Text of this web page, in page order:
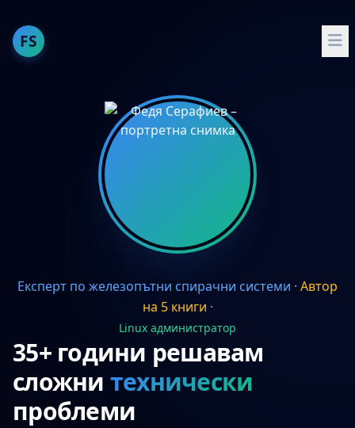
FS
English
Docker и Docker Compose
Експерт по железопътни спирачни системи · Автор
на 5 книги ·
Linux администратор
35+ години решавам
сложни технически
проблеми